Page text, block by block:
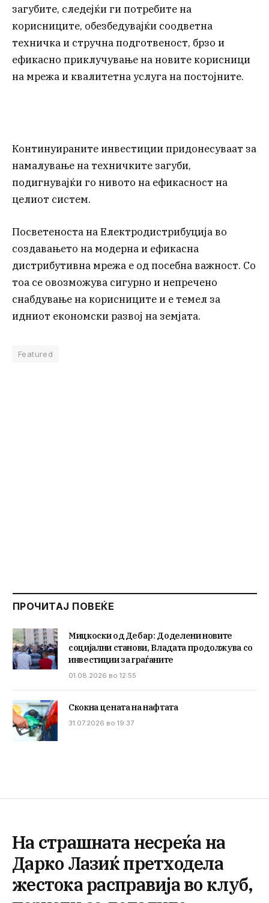
загубите, следејќи ги потребите на
корисниците, обезбедувајќи соодветна
техничка и стручна подготвеност, брзо и
ефикасно приклучување на новите корисници
на мрежа и квалитетна услуга на постојните.
Континуираните инвестиции придонесуваат за
намалување на техничките загуби,
подигнувајќи го нивото на ефикасност на
целиот систем.
Посветеноста на Електродистрибуција во
создавањето на модерна и ефикасна
дистрибутивна мрежа е од посебна важност. Со
тоа се овозможува сигурно и непречено
снабдување на корисниците и е темел за
идниот економски развој на земјата.
Featured
ПРОЧИТАЈ ПОВЕЌЕ
Мицкоски од Дебар: Доделени новите
социјални станови, Владата продолжува со
инвестиции за граѓаните
01.08.2026 во 12:55
Скокна цената на нафтата
31.07.2026 во 19:37
На страшната несреќа на
Дарко Лазиќ претходела
жестока расправија во клуб,